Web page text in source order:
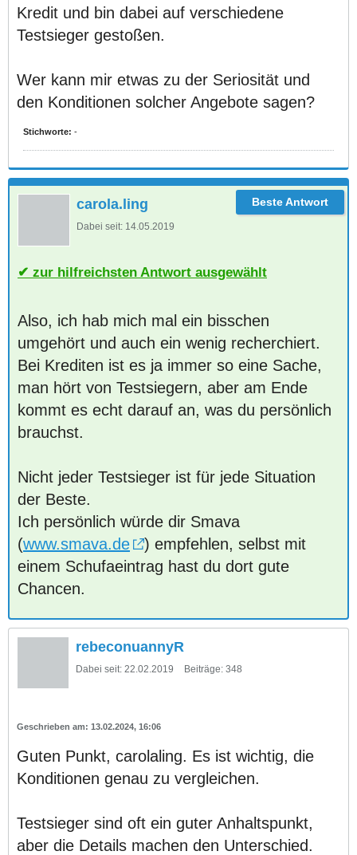
Kredit und bin dabei auf verschiedene
Testsieger gestoßen.
Wer kann mir etwas zu der Seriosität und
den Konditionen solcher Angebote sagen?
Stichworte: -
carola.ling
Dabei seit: 14.05.2019
zur hilfreichsten Antwort ausgewählt
Also, ich hab mich mal ein bisschen
umgehört und auch ein wenig recherchiert.
Bei Krediten ist es ja immer so eine Sache,
man hört von Testsiegern, aber am Ende
kommt es echt darauf an, was du persönlich
brauchst.
Nicht jeder Testsieger ist für jede Situation
der Beste.
Ich persönlich würde dir Smava
(www.smava.de
) empfehlen, selbst mit
einem Schufaeintrag hast du dort gute
Chancen.
rebeconuannyR
Dabei seit: 22.02.2019 Beiträge: 348
13.02.2024, 16:06
Guten Punkt, carolaling. Es ist wichtig, die
Konditionen genau zu vergleichen.
Testsieger sind oft ein guter Anhaltspunkt,
aber die Details machen den Unterschied.